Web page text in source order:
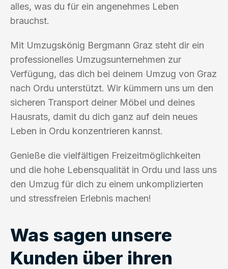
alles, was du für ein angenehmes Leben
brauchst.
Mit Umzugskönig Bergmann Graz steht dir ein
professionelles Umzugsunternehmen zur
Verfügung, das dich bei deinem Umzug von Graz
nach Ordu unterstützt. Wir kümmern uns um den
sicheren Transport deiner Möbel und deines
Hausrats, damit du dich ganz auf dein neues
Leben in Ordu konzentrieren kannst.
Genieße die vielfältigen Freizeitmöglichkeiten
und die hohe Lebensqualität in Ordu und lass uns
den Umzug für dich zu einem unkomplizierten
und stressfreien Erlebnis machen!
Was sagen unsere
Kunden über ihren